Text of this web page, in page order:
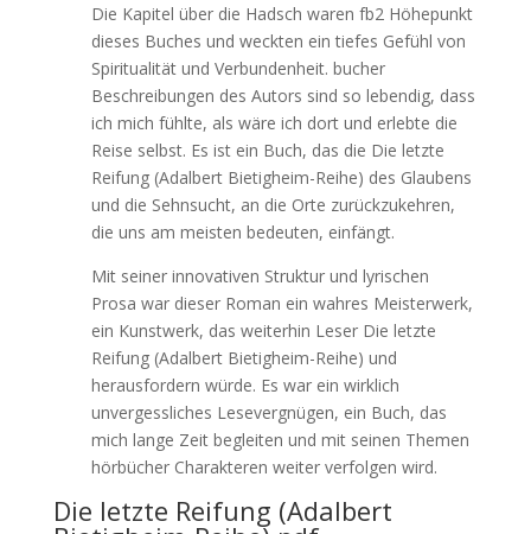
Die Kapitel über die Hadsch waren fb2 Höhepunkt
dieses Buches und weckten ein tiefes Gefühl von
Spiritualität und Verbundenheit. bucher
Beschreibungen des Autors sind so lebendig, dass
ich mich fühlte, als wäre ich dort und erlebte die
Reise selbst. Es ist ein Buch, das die Die letzte
Reifung (Adalbert Bietigheim-Reihe) des Glaubens
und die Sehnsucht, an die Orte zurückzukehren,
die uns am meisten bedeuten, einfängt.
Mit seiner innovativen Struktur und lyrischen
Prosa war dieser Roman ein wahres Meisterwerk,
ein Kunstwerk, das weiterhin Leser Die letzte
Reifung (Adalbert Bietigheim-Reihe) und
herausfordern würde. Es war ein wirklich
unvergessliches Lesevergnügen, ein Buch, das
mich lange Zeit begleiten und mit seinen Themen
hörbücher Charakteren weiter verfolgen wird.
Die letzte Reifung (Adalbert